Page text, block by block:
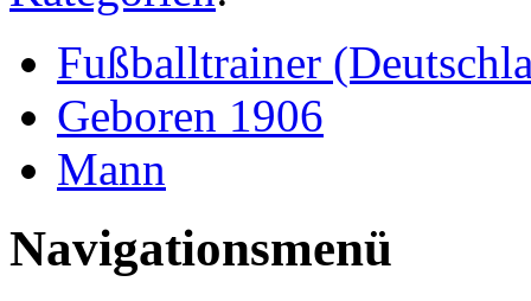
Fußballtrainer
Geboren 1906
Mann
Navigationsmenü